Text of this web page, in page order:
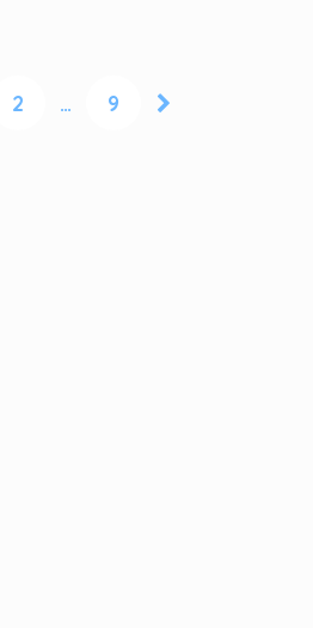
2 … 9